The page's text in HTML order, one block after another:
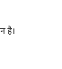
है।